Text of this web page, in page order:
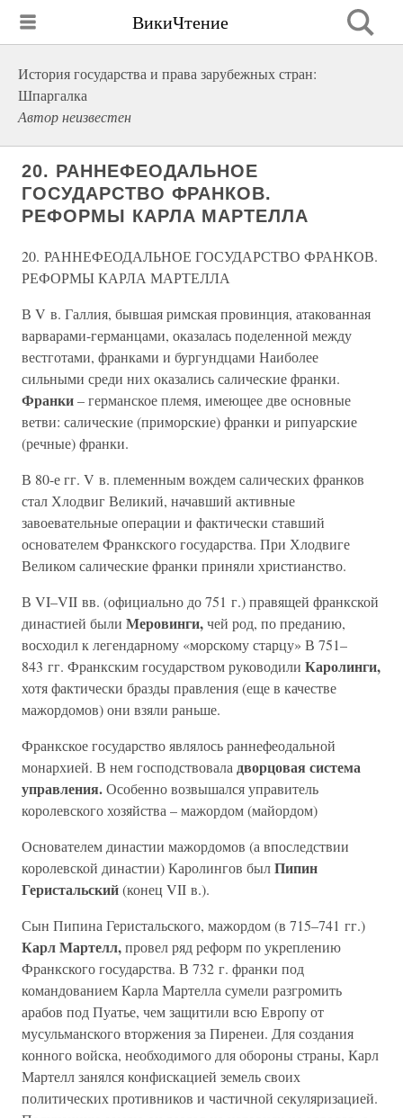
ВикиЧтение
История государства и права зарубежных стран:
Шпаргалка
Автор неизвестен
20. РАННЕФЕОДАЛЬНОЕ
ГОСУДАРСТВО ФРАНКОВ.
РЕФОРМЫ КАРЛА МАРТЕЛЛА
20. РАННЕФЕОДАЛЬНОЕ ГОСУДАРСТВО ФРАНКОВ.
РЕФОРМЫ КАРЛА МАРТЕЛЛА
В V в. Галлия, бывшая римская провинция, атакованная
варварами-германцами, оказалась поделенной между
вестготами, франками и бургундцами Наиболее
сильными среди них оказались салические франки.
Франки– германское племя, имеющее две основные
ветви: салические (приморские) франки и рипуарские
(речные) франки.
В 80-е гг. V в. племенным вождем салических франков
стал Хлодвиг Великий, начавший активные
завоевательные операции и фактически ставший
основателем Франкского государства. При Хлодвиге
Великом салические франки приняли христианство.
В VI–VII вв. (официально до 751 г.) правящей франкской
династией были Меровинги,чей род, по преданию,
восходил к легендарному «морскому старцу» В 751–
843 гг. Франкским государством руководили Каролинги,
хотя фактически бразды правления (еще в качестве
мажордомов) они взяли раньше.
Франкское государство являлось раннефеодальной
монархией. В нем господствовала дворцовая система
управления.Особенно возвышался управитель
королевского хозяйства – мажордом (майордом)
Основателем династии мажордомов (а впоследствии
королевской династии) Каролингов былПипин
Геристальский(конец VII в.).
Сын Пипина Геристальского, мажордом (в 715–741 гг.)
Карл Мартелл,провел ряд реформ по укреплению
Франкского государства. В 732 г. франки под
командованием Карла Мартелла сумели разгромить
арабов под Пуатье, чем защитили всю Европу от
мусульманского вторжения за Пиренеи. Для создания
конного войска, необходимого для обороны страны, Карл
Мартелл занялся конфискацией земель своих
политических противников и частичной секуляризацией.